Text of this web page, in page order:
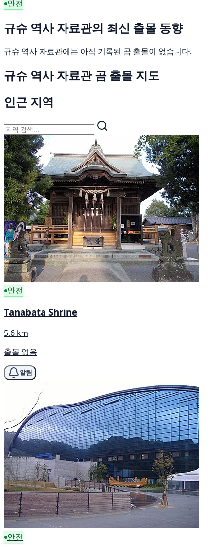
안전
규슈 역사 자료관의 최신 출몰 동향
규슈 역사 자료관에는 아직 기록된 곰 출몰이 없습니다.
규슈 역사 자료관 곰 출몰 지도
인근 지역
안전
Tanabata Shrine
5.6 km
출몰 없음
알림
안전